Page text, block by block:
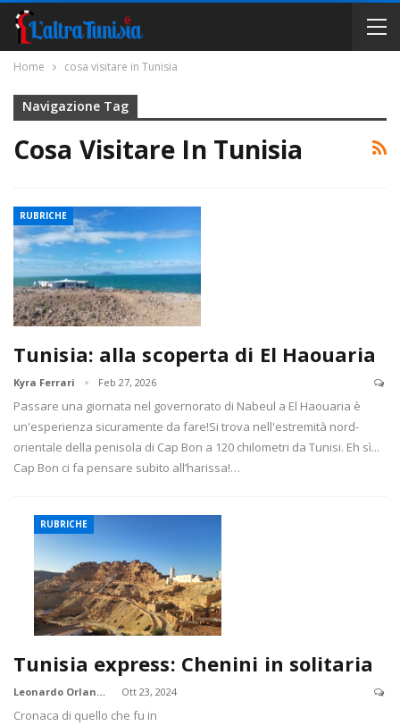
Home cosa visitare in Tunisia
Navigazione Tag
Cosa Visitare In Tunisia
RUBRICHE
Tunisia: alla scoperta di El Haouaria
Kyra Ferrari Feb 27, 2026
Passare una giornata nel governorato di Nabeul a El Haouaria è
un'esperienza sicuramente da fare!Si trova nell'estremità nord-
orientale della penisola di Cap Bon a 120 chilometri da Tunisi. Eh sì...
Cap Bon ci fa pensare subito all’harissa!…
RUBRICHE
Tunisia express: Chenini in solitaria
Leonardo Orlandi Ott 23, 2024
Cronaca di quello che fu in